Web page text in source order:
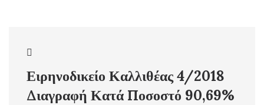
Ειρηνοδικείο Καλλιθέας 4/2018
Διαγραφή Κατά Ποσοστό 90,69%